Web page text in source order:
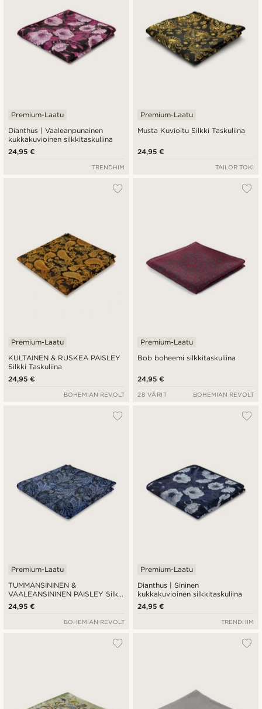
Dianthus | Vaaleanpunainen
kukkakuvioinen silkkitaskuliina
Premium-Laatu
24,95 €
TRENDHIM
Musta Kuvioitu Silkki Taskuliina
Premium-Laatu
24,95 €
TAILOR TOKI
KULTAINEN & RUSKEA PAISLEY
Silkki Taskuliina
Premium-Laatu
24,95 €
BOHEMIAN REVOLT
Bob boheemi silkkitaskuliina
Premium-Laatu
24,95 €
28 VÄRIT BOHEMIAN REVOLT
TUMMANSININEN &
VAALEANSININEN PAISLEY Silkki
Taskuliina
Premium-Laatu
24,95 €
BOHEMIAN REVOLT
Dianthus | Sininen
kukkakuvioinen silkkitaskuliina
Premium-Laatu
24,95 €
TRENDHIM